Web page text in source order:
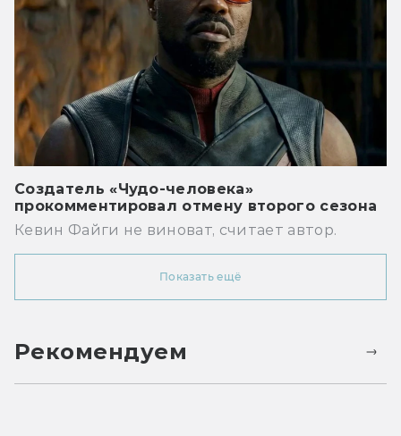
Создатель «Чудо-человека»
прокомментировал отмену второго сезона
Кевин Файги не виноват, считает автор.
Показать ещё
Рекомендуем